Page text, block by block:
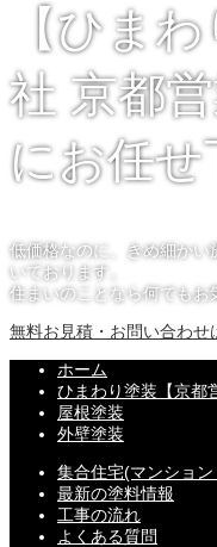
【ひま
社 京都営
にお任せ
低価格なのに、きめ細かい
いております。
住まいのことなら何でもお
無料お見積・お問い合わせ
ホーム
ひまわり塗装【京都
屋根塗装
外壁塗装
集合住宅(マンショ
最新の塗料情報
工事の流れ
よくある質問